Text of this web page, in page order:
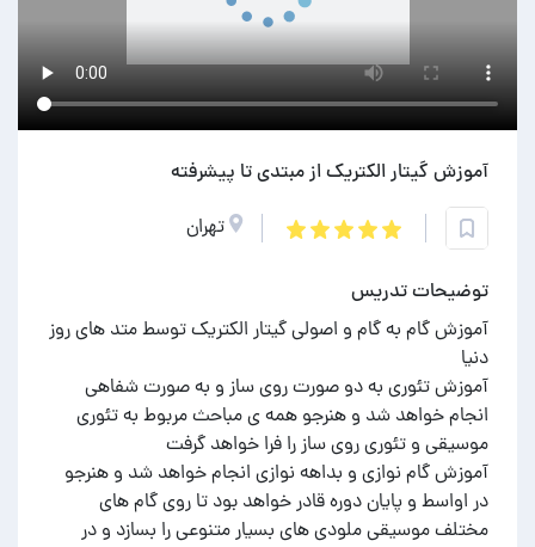
آموزش گیتار الکتریک از مبتدی تا پیشرفته
تهران
توضیحات تدریس
آموزش گام به گام و اصولی گیتار الکتریک توسط متد های روز
آموزش تئوری به دو صورت روی ساز و به صورت شفاهی
انجام خواهد شد و هنرجو همه ی‌ مباحث مربوط به تئوری
آموزش گام نوازی و بداهه نوازی انجام خواهد شد و هنرجو
در اواسط و پایان دوره قادر خواهد بود تا روی گام های
مختلف موسیقی ملودی های بسیار متنوعی را بسازد و در